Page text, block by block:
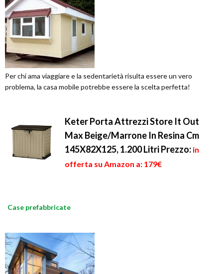
Per chi ama viaggiare e la sedentarietà risulta essere un vero
problema, la casa mobile potrebbe essere la scelta perfetta!
Keter Porta Attrezzi Store It Out
Max Beige/Marrone In Resina Cm
145X82X125, 1.200 LitriPrezzo: in
offerta su Amazon a: 179€
Case prefabbricate